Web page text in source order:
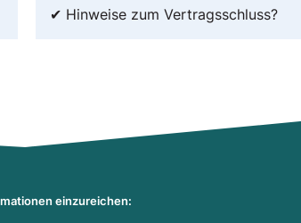
✔ Hinweise zum Vertragsschluss?
einzureichen: